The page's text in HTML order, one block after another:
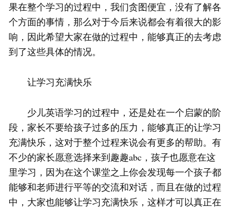
果在整个学习的过程中，我们贪图便宜，没有了解各
个方面的事情，那么对于今后来说都会有着很大的影
响，因此希望大家在做的过程中，能够真正的去考虑
到了这些具体的情况。
让学习充满快乐
少儿英语学习的过程中，还是处在一个启蒙的阶
段，家长不要给孩子过多的压力，能够真正的让学习
充满快乐，这对于整个过程来说会有更多的帮助。有
不少的家长愿意选择来到趣趣abc，孩子也愿意在这
里学习，因为在这个课堂之上你会发现每一个孩子都
能够和老师进行平等的交流和对话，而且在做的过程
中，大家也能够让学习充满快乐，这样才可以真正在